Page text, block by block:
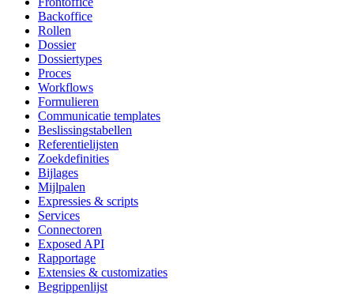
Backoffice
Rollen
Dossier
Dossiertypes
Proces
Workflows
Formulieren
Communicatie templates
Beslissingstabellen
Referentielijsten
Zoekdefinities
Bijlages
Mijlpalen
Expressies & scripts
Services
Connectoren
Exposed API
Rapportage
Extensies & customizaties
Begrippenlijst